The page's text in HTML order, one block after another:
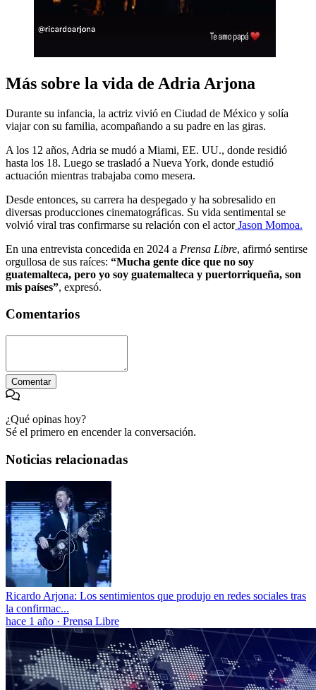
Más sobre la vida de Adria Arjona
Durante su infancia, la actriz vivió en Ciudad de México y solía
viajar con su familia, acompañando a su padre en las giras.
A los 12 años, Adria se mudó a Miami, EE. UU., donde residió
hasta los 18. Luego se trasladó a Nueva York, donde estudió
actuación mientras trabajaba como mesera.
Desde entonces, su carrera ha despegado y ha sobresalido en
diversas producciones cinematográficas. Su vida sentimental se
volvió viral tras confirmarse su relación con el actorJason Momoa.
En una entrevista concedida en 2024 a Prensa Libre, afirmó sentirse
orgullosa de sus raíces: “Mucha gente dice que no soy
guatemalteca, pero yo soy guatemalteca y puertorriqueña, son
mis países”, expresó.
Comentarios
Comentar
¿Qué opinas hoy?
Sé el primero en encender la conversación.
Noticias relacionadas
Ricardo Arjona: Los sentimientos que produjo en redes sociales tras
la confirmac...
hace 1 año · Prensa Libre